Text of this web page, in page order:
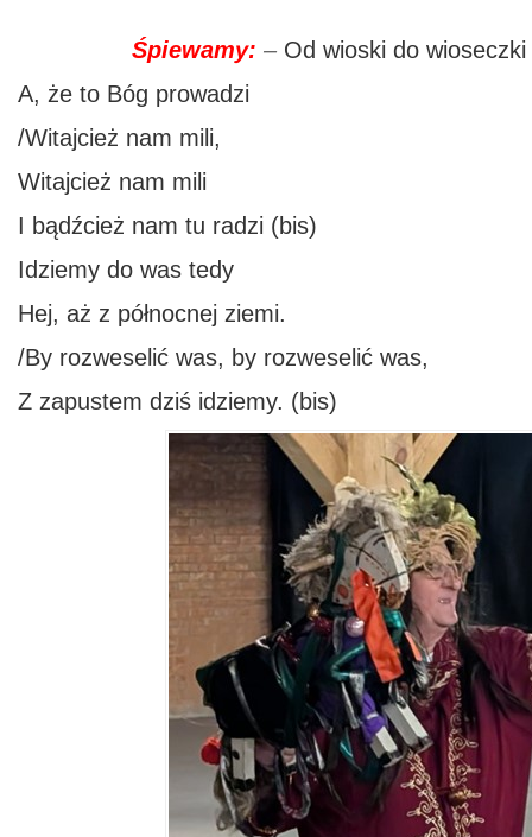
Śpiewamy: – Od wioski do wioseczki
A, że to Bóg prowadzi
/Witajcież nam mili,
Witajcież nam mili
I bądźcież nam tu radzi (bis)
Idziemy do was tedy
Hej, aż z północnej ziemi.
/By rozweselić was, by rozweselić was,
Z zapustem dziś idziemy. (bis)